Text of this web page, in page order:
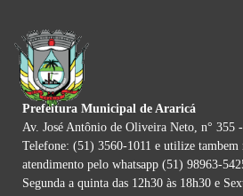
Prefeitura Municipal de Araricá
Av. José Antônio de Oliveira Neto, n° 355
Telefone: (51) 3560-1011 e utilize tambem
atendimento pelo whatsapp (51) 98963-
Segunda a quinta das 12h30 às 18h30 e